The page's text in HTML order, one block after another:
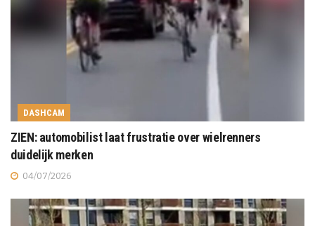
DASHCAM
ZIEN: automobilist laat frustratie over wielrenners
duidelijk merken
04/07/2026